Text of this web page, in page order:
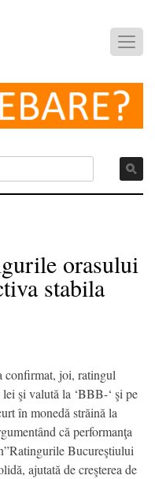
orasului
stabila
confirmat, joi, ratingul
şi valută la ‘BBB-‘ şi pe
în monedă străină la
că performanţa
Bucureştiului
ajutată de creşterea de